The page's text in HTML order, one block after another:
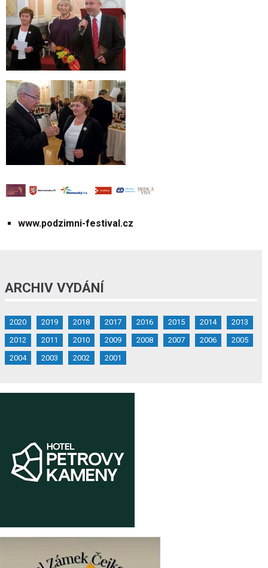
www.podzimni-festival.cz
ARCHIV VYDÁNÍ
2020 2019 2018 2017 2016 2015 2014
2013
2012
2011 2010 2009 2008 2007 2006
2005
2004
2003 2002 2001